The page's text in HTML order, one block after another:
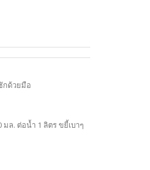
กด้วยมือ
ล. ต่อน้ำ 1 ลิตร ขยี้เบาๆ